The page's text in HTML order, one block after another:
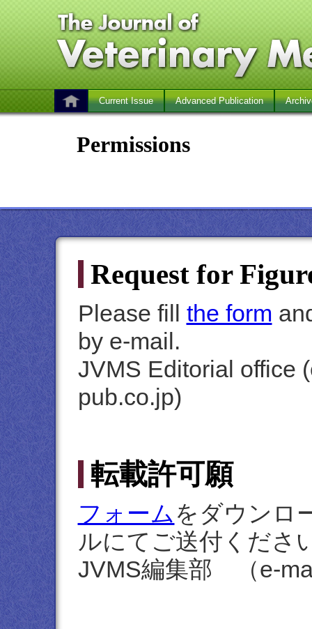
Current Issue Advanced Publication
Permissions
Request for
Please fill the form
by e-mail.
JVMS Editorial office
pub.co.jp)
転載許可願
フォーム をダウンロ
ルにてご送付くださ
JVMS編集部 （e-